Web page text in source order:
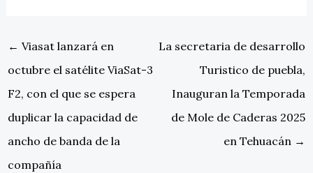
← Viasat lanzará en
octubre el satélite ViaSat-3
F2, con el que se espera
duplicar la capacidad de
ancho de banda de la
compañía
La secretaria de desarrollo
Turistico de puebla,
Inauguran la Temporada
de Mole de Caderas 2025
en Tehuacán →